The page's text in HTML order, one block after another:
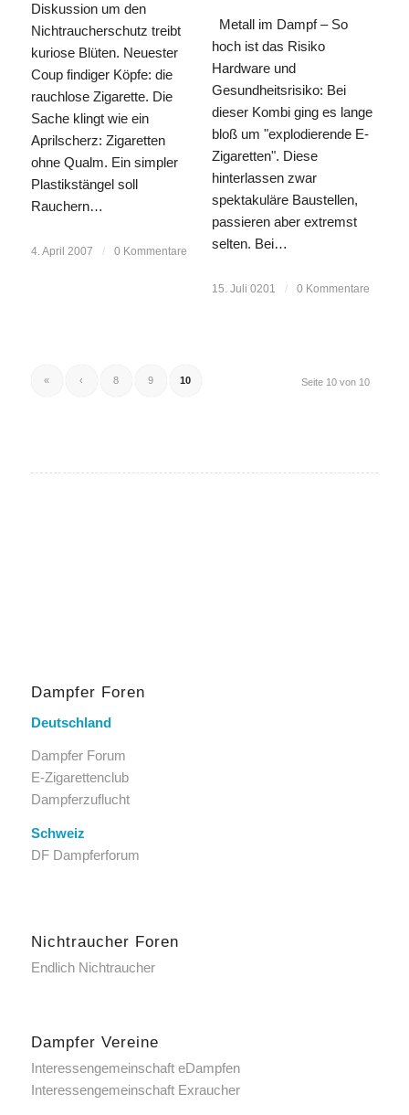
Diskussion um den
Nichtraucherschutz treibt
kuriose Blüten. Neuester
Coup findiger Köpfe: die
rauchlose Zigarette. Die
Sache klingt wie ein
Aprilscherz: Zigaretten
ohne Qualm. Ein simpler
Plastikstängel soll
Rauchern…
4. April 2007 / 0 Kommentare
Metall im Dampf – So
hoch ist das Risiko
Hardware und
Gesundheitsrisiko: Bei
dieser Kombi ging es lange
bloß um "explodierende E-
Zigaretten". Diese
hinterlassen zwar
spektakuläre Baustellen,
passieren aber extremst
selten. Bei…
15. Juli 0201 / 0 Kommentare
Seite 10 von 10
« ‹ 8 9 10
Dampfer Foren
Deutschland
Dampfer Forum
E-Zigarettenclub
Dampferzuflucht
Schweiz
DF Dampferforum
Nichtraucher Foren
Endlich Nichtraucher
Dampfer Vereine
Interessengemeinschaft eDampfen
Interessengemeinschaft Exraucher